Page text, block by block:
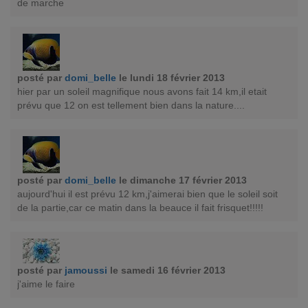
de marche
posté par domi_belle le lundi 18 février 2013
hier par un soleil magnifique nous avons fait 14 km,il etait
prévu que 12 on est tellement bien dans la nature....
posté par domi_belle le dimanche 17 février 2013
aujourd'hui il est prévu 12 km,j'aimerai bien que le soleil soit
de la partie,car ce matin dans la beauce il fait frisquet!!!!!
posté par jamoussi le samedi 16 février 2013
j'aime le faire